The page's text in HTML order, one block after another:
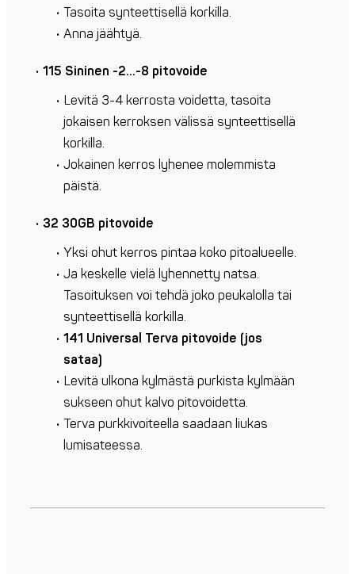
Tasoita synteettisellä korkilla.
Anna jäähtyä.
115 Sininen -2…-8 pitovoide
Levitä 3-4 kerrosta voidetta, tasoita
jokaisen kerroksen välissä synteettisellä
korkilla.
Jokainen kerros lyhenee molemmista
päistä.
32 30GB pitovoide
Yksi ohut kerros pintaa koko pitoalueelle.
Ja keskelle vielä lyhennetty natsa.
Tasoituksen voi tehdä joko peukalolla tai
synteettisellä korkilla.
141 Universal Terva pitovoide (jos
sataa)
Levitä ulkona kylmästä purkista kylmään
sukseen ohut kalvo pitovoidetta.
Terva purkkivoiteella saadaan liukas
lumisateessa.